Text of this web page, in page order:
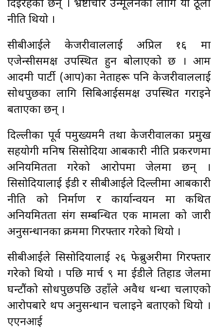
दिइरहेका छन् । भ्रष्टाचार उन्मूलनका लागि यो ठूलो
नीति थियो ।
सीबीआईले केजरीवाललाई अप्रिल १६ मा
एजेन्सीसमक्ष उपस्थित हुन बोलाएको छ । आम
आदमी पार्टी (आप)का नेताहरू पनि केजरीवाललाई
सोधपुछका लागि सिबिआईसमक्ष उपस्थित गराइने
बताएका छन् ।
दिल्लीका पूर्व पमुख्यमन्त्री तथा केजरीवालका प्रमुख
सहयोगी मनिष सिसोदिया आबकारी नीति प्रकरणमा
अनियमितता गरेको आरोपमा जेलमा छन् ।
सिसोदियालाई ईडी र सीबीआईले दिल्लीमा आबकारी
नीति को निर्माण र कार्यान्वयन मा कथित
अनियमितता संग सम्बन्धित एक मामला को जारी
अनुसन्धानका क्रममा गिरफ्तार गरेको थियो ।
सीबीआईले सिसोदियालाई २६ फेब्रुअरीमा गिरफ्तार
गरेको थियो । पछि मार्च ९ मा ईडीले तिहाड जेलमा
घन्टौंको सोधपुछपछि उहाँले अवैध धन्धा चलाएको
आरोपबारे थप अनुसन्धान चलाइने बताएको थियो ।
एएनआई